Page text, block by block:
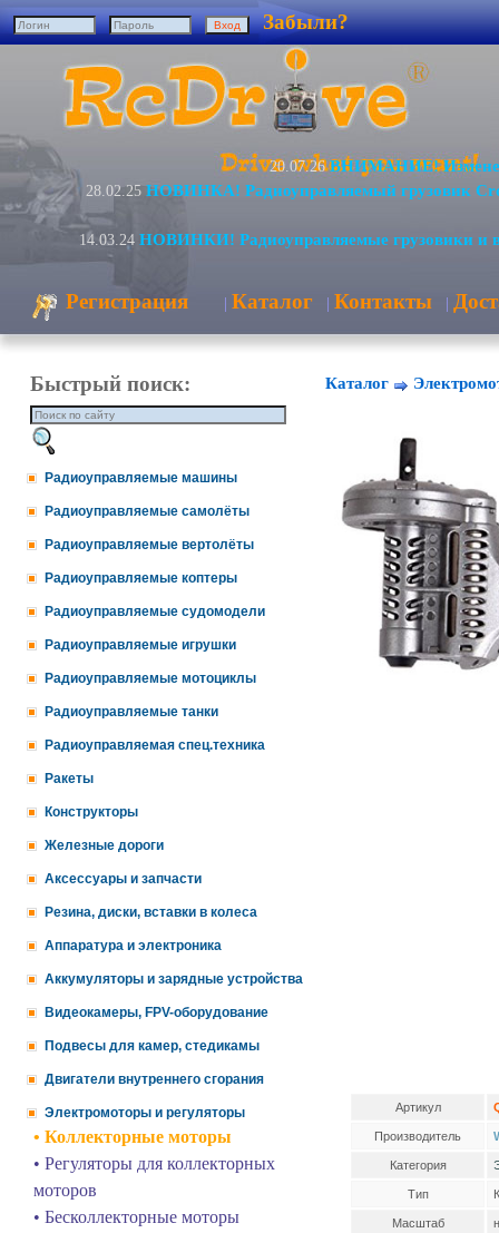
Забыли?
20.07.26 ВНИМАНИЕ!
28.02.25 НОВИНКА! Радиоуправляемый грузовик
14.03.24 НОВИНКИ! Радиоуправляемые грузовики и
Регистрация | Каталог | Контакты |
Быстрый поиск:
Радиоуправляемые машины
Радиоуправляемые самолёты
Радиоуправляемые вертолёты
Радиоуправляемые коптеры
Радиоуправляемые судомодели
Радиоуправляемые игрушки
Радиоуправляемые мотоциклы
Радиоуправляемые танки
Радиоуправляемая спец.техника
Ракеты
Конструкторы
Железные дороги
Аксессуары и запчасти
Резина, диски, вставки в колеса
Аппаратура и электроника
Аккумуляторы и зарядные устройства
Видеокамеры, FPV-оборудование
Подвесы для камер, стедикамы
Двигатели внутреннего сгорания
Электромоторы и регуляторы
• Коллекторные моторы
• Регуляторы для коллекторных
моторов
• Бесколлекторные моторы
Каталог
Артикул
Производитель
Категория
Тип
Масштаб